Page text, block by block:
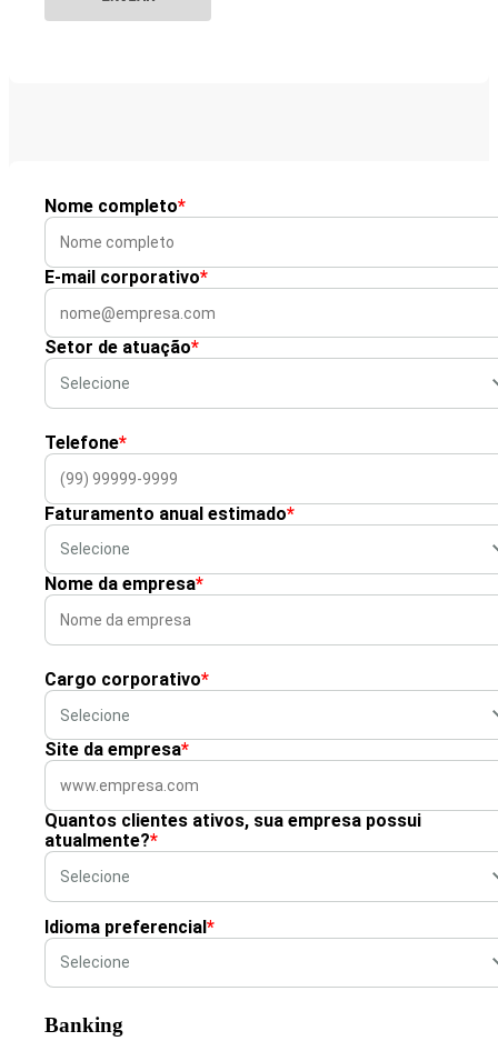
Nome completo*
E-mail corporativo*
Setor de atuação*
Telefone*
Faturamento anual estimado*
Nome da empresa*
Cargo corporativo*
Site da empresa*
Quantos clientes ativos, sua empresa possui
atualmente?*
Idioma preferencial*
Banking